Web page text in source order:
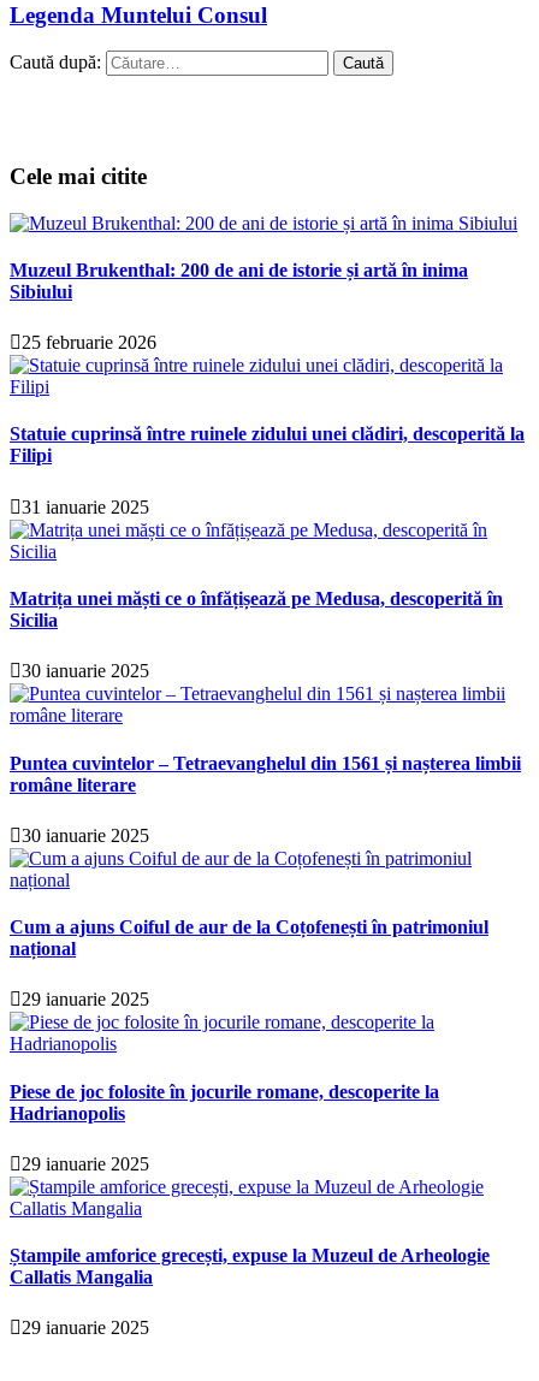
Legenda Muntelui Consul
Caută după:
Cele mai citite
Muzeul Brukenthal: 200 de ani de istorie și artă în inima
Sibiului
25 februarie 2026
Statuie cuprinsă între ruinele zidului unei clădiri, descoperită la
Filipi
31 ianuarie 2025
Matrița unei măști ce o înfățișează pe Medusa, descoperită în
Sicilia
30 ianuarie 2025
Puntea cuvintelor – Tetraevanghelul din 1561 și nașterea limbii
române literare
30 ianuarie 2025
Cum a ajuns Coiful de aur de la Coțofenești în patrimoniul
național
29 ianuarie 2025
Piese de joc folosite în jocurile romane, descoperite la
Hadrianopolis
29 ianuarie 2025
Ștampile amforice grecești, expuse la Muzeul de Arheologie
Callatis Mangalia
29 ianuarie 2025